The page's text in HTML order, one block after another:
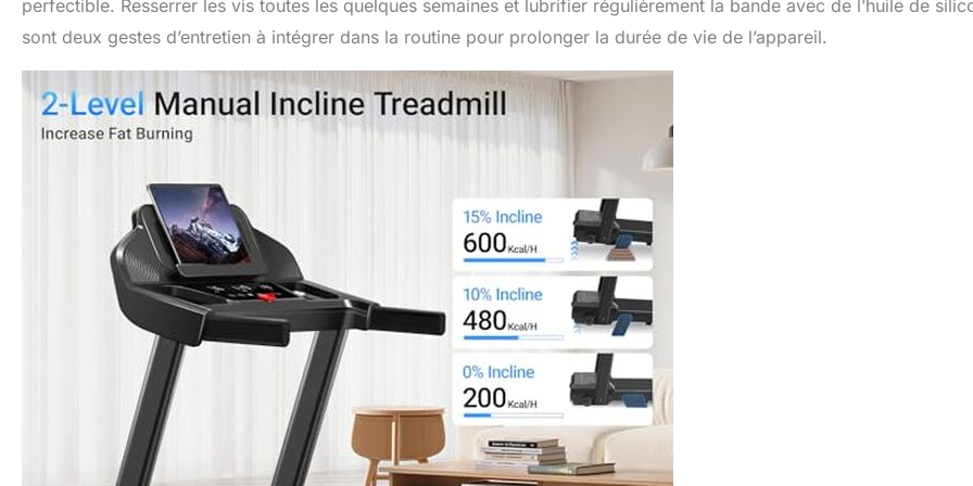
perfectible. Resserrer les vis toutes les quelques semaines et lubrifier régulièrement la bande avec de l’huile de
sont deux gestes d’entretien à intégrer dans la routine pour prolonger la durée de vie de l’appareil.